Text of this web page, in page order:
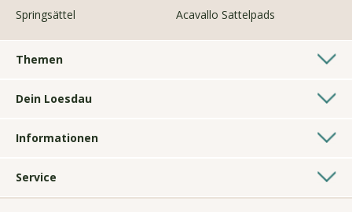
Springsättel
Acavallo Sattelpads
Themen
Geschenke für Reiter
Fahren
Voltigieren
Dein Loesdau
Bonussystem
Über uns
Informationen
Service